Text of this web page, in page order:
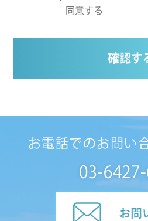
同意する
確認す
お電話でのお問い
03-6427-
お問